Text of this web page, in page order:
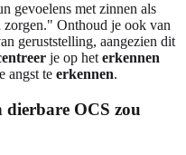
gevoelens met zinnen als
Onthoud je ook van
geruststelling, aangezien dit
je op heterkennen
angst te erkennen.
OCS zou